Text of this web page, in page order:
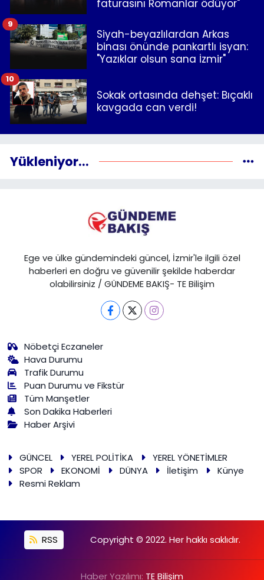
faturasını Romanlar ödüyor"
Siyah-beyazlılardan Arkas
binası önünde pankartlı isyan:
"Yazıklar olsun sana İzmir"
9
Sokak ortasında dehşet: Bıçaklı
kavgada can verdi!
10
Yükleniyor...
Ege ve ülke gündemindeki güncel, İzmir'le ilgili özel
haberleri en doğru ve güvenilir şekilde haberdar
olabilirsiniz / GÜNDEME BAKIŞ- TE Bilişim
Nöbetçi Eczaneler
Hava Durumu
Trafik Durumu
Puan Durumu ve Fikstür
Tüm Manşetler
Son Dakika Haberleri
Haber Arşivi
GÜNCEL YEREL POLİTİKA
YEREL YÖNETİMLER
SPOR
EKONOMİ DÜNYA İletişim
Künye
Resmi Reklam
RSS Copyright © 2022. Her hakkı saklıdır.
Haber Yazılımı: TE Bilişim